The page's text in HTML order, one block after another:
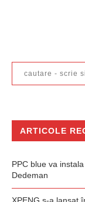
ARTICOLE
PPC blue va
Dedeman